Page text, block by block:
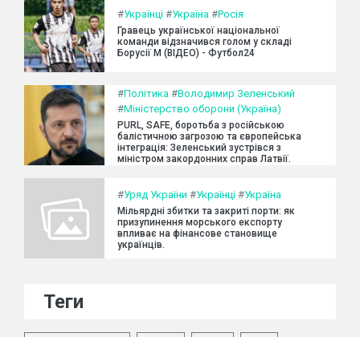
#Українці #Україна #Росія
Гравець української національної
команди відзначився голом у складі
Борусії М (ВІДЕО) - Футбол24
#Політика #Володимир Зеленський
#Міністерство оборони (Україна)
PURL, SAFE, боротьба з російською
балістичною загрозою та європейська
інтеграція: Зеленський зустрівся з
міністром закордонних справ Латвії.
#Уряд України #Українці #Україна
Мільярдні збитки та закриті порти: як
призупинення морського експорту
впливає на фінансове становище
українців.
Теги